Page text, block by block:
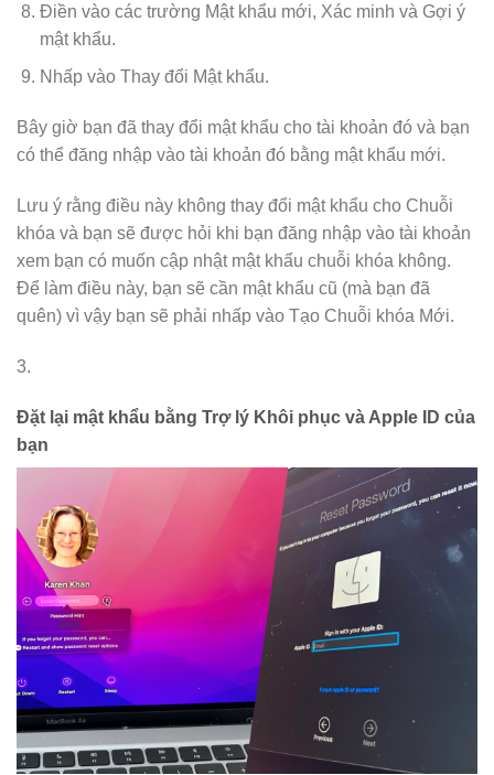
Điền vào các trường Mật khẩu mới, Xác minh và Gợi ý
mật khẩu.
Nhấp vào Thay đổi Mật khẩu.
Bây giờ bạn đã thay đổi mật khẩu cho tài khoản đó và bạn
có thể đăng nhập vào tài khoản đó bằng mật khẩu mới.
Lưu ý rằng điều này không thay đổi mật khẩu cho Chuỗi
khóa và bạn sẽ được hỏi khi bạn đăng nhập vào tài khoản
xem bạn có muốn cập nhật mật khẩu chuỗi khóa không.
Để làm điều này, bạn sẽ cần mật khẩu cũ (mà bạn đã
quên) vì vậy bạn sẽ phải nhấp vào Tạo Chuỗi khóa Mới.
3.
Đặt lại mật khẩu bằng Trợ lý Khôi phục và Apple ID của
bạn